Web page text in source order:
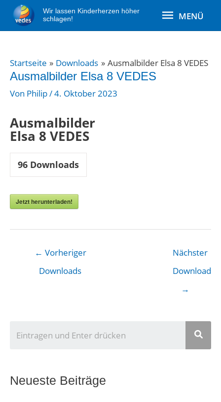
Zum
Inhalt
springen
Wir lassen Kinderherzen höher
schlagen!
MENÜ
MENÜ
Startseite Downloads Ausmalbilder Elsa 8 VEDES
Ausmalbilder Elsa 8 VEDES
Von Philip/4. Oktober 2023
Ausmalbilder
Elsa 8 VEDES
96 Downloads
Jetzt herunterladen!
navigation
← Vorheriger
Downloads
Nächster
Downloads
→
Neueste Beiträge
e